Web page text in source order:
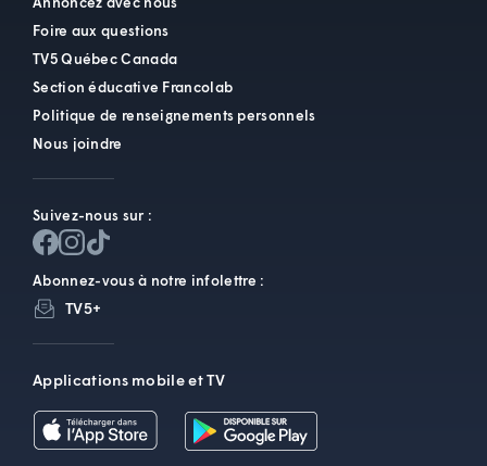
Foire aux questions
TV5 Québec Canada
Section éducative Francolab
Politique de renseignements personnels
Nous joindre
Suivez-nous sur :
Abonnez-vous à notre infolettre :
TV5+
Applications mobile et TV